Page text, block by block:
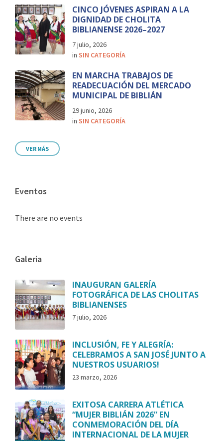
CINCO JÓVENES ASPIRAN A LA
DIGNIDAD DE CHOLITA
BIBLIANENSE 2026–2027
7 julio, 2026
in SIN CATEGORÍA
EN MARCHA TRABAJOS DE
READECUACIÓN DEL MERCADO
MUNICIPAL DE BIBLIÁN
29 junio, 2026
in SIN CATEGORÍA
VER MÁS
Eventos
There are no events
Galeria
INAUGURAN GALERÍA
FOTOGRÁFICA DE LAS CHOLITAS
BIBLIANENSES
7 julio, 2026
INCLUSIÓN, FE Y ALEGRÍA:
CELEBRAMOS A SAN JOSÉ JUNTO A
NUESTROS USUARIOS!
23 marzo, 2026
EXITOSA CARRERA ATLÉTICA
“MUJER BIBLIÁN 2026” EN
CONMEMORACIÓN DEL DÍA
INTERNACIONAL DE LA MUJER